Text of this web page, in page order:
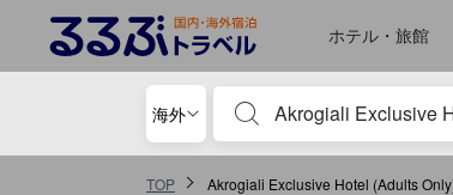
ホテル・旅館
海外
宿泊施設名やキーワードを入力
TOP Akrogiali Exclusive Hotel (Adults
るるぶトラベルに掲載されているクチコミは実際に予約を